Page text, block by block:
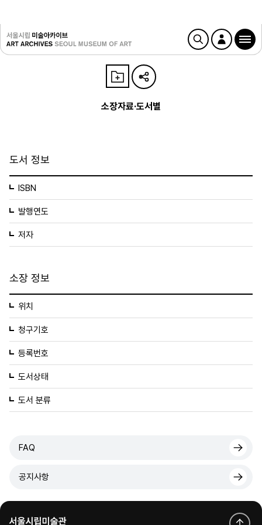
소장자료·도서별
도서 정보
ISBN
발행연도
저자
소장 정보
위치
청구기호
등록번호
도서상태
도서 분류
FAQ
공지사항